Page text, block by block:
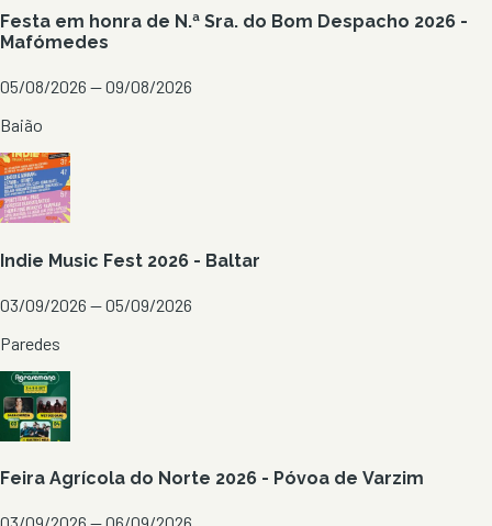
Festa em honra de N.ª Sra. do Bom Despacho 2026 -
Mafómedes
05/08/2026 — 09/08/2026
Baião
Indie Music Fest 2026 - Baltar
03/09/2026 — 05/09/2026
Paredes
Feira Agrícola do Norte 2026 - Póvoa de Varzim